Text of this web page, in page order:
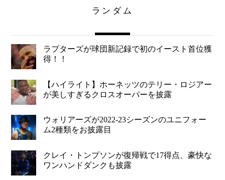
ランダム
ラプターズが球団新記録で初のイースト首位獲
得！！
【ハイライト】ホーネッツのテリー・ロジアー
が美しすぎるクロスオーバーを披露
ウォリアーズが2022-23シーズンのユニフォー
ム2種類をお披露目
クレイ・トンプソンが復帰戦で17得点、豪快な
ワンハンドダンクも披露